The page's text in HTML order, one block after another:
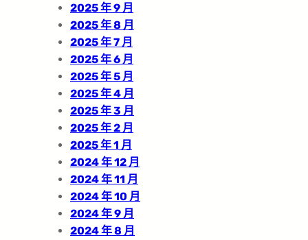
2025 年 9 月
2025 年 8 月
2025 年 7 月
2025 年 6 月
2025 年 5 月
2025 年 4 月
2025 年 3 月
2025 年 2 月
2025 年 1 月
2024 年 12 月
2024 年 11 月
2024 年 10 月
2024 年 9 月
2024 年 8 月